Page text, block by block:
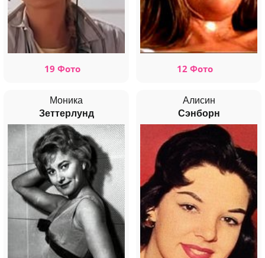
19 Фото 12 Фото
Моника
Зеттерлунд
Алисин
Сэнборн